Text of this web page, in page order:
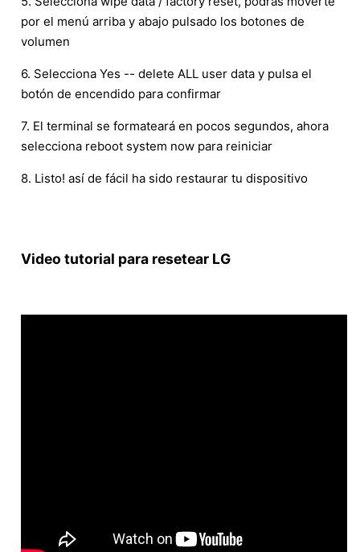
por el menú arriba y abajo pulsado los botones de
volumen
6. Selecciona Yes -- delete ALL user data y pulsa el
botón de encendido para confirmar
7. El terminal se formateará en pocos segundos, ahora
selecciona reboot system now para reiniciar
8. Listo! así de fácil ha sido restaurar tu dispositivo
Video tutorial para resetear LG